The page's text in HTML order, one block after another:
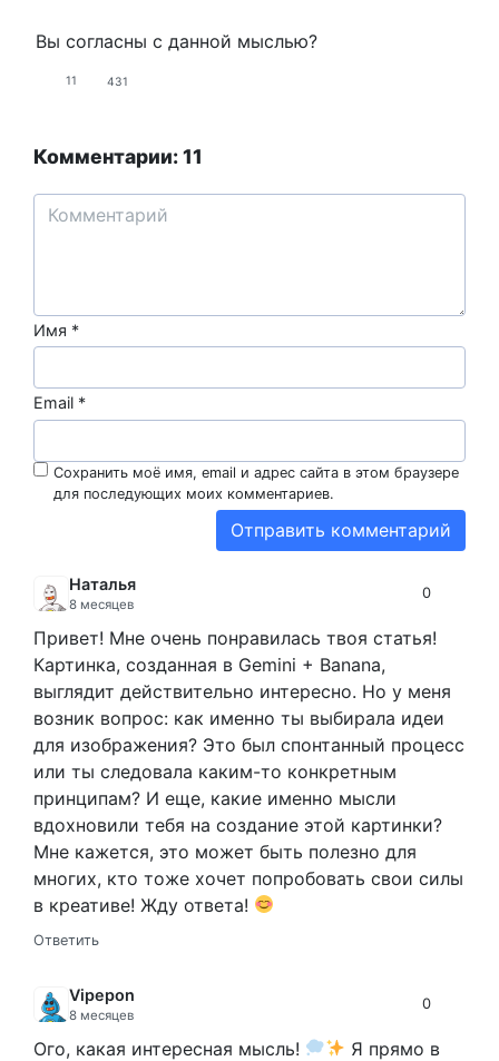
Вы согласны с данной мыслью?
11 431
Комментарии: 11
Имя *
Email *
Сохранить моё имя, email и адрес сайта в этом браузере
для последующих моих комментариев.
Наталья
8 месяцев
0
Привет! Мне очень понравилась твоя статья!
Картинка, созданная в Gemini + Banana,
выглядит действительно интересно. Но у меня
возник вопрос: как именно ты выбирала идеи
для изображения? Это был спонтанный процесс
или ты следовала каким-то конкретным
принципам? И еще, какие именно мысли
вдохновили тебя на создание этой картинки?
Мне кажется, это может быть полезно для
многих, кто тоже хочет попробовать свои силы
в креативе! Жду ответа!
Ответить
Vipepon
8 месяцев
0
Ого, какая интересная мысль!
Я прямо в